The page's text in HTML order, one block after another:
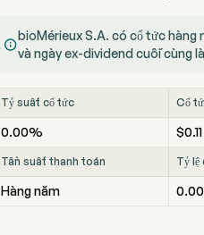

bioMérieux S.A. có cổ tức hàng
và ngày ex-dividend cuối cùng
Tỷ suất cổ tức Cổ
0.00% $0.11
Tần suất thanh toán Tỷ lệ
Hàng năm